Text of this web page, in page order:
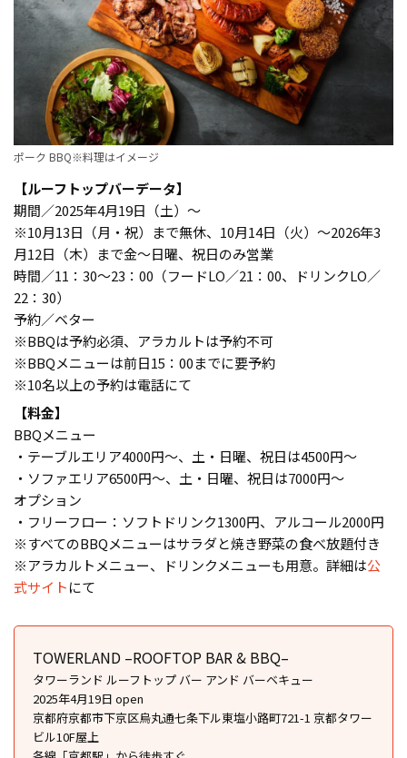
ポーク BBQ※料理はイメージ
【ルーフトップバーデータ】
期間／2025年4月19日（土）〜
※10月13日（月・祝）まで無休、10月14日（火）～2026年3
月12日（木）まで金〜日曜、祝日のみ営業
時間／11：30〜23：00（フードLO／21：00、ドリンクLO／
22：30）
予約／ベター
※BBQは予約必須、アラカルトは予約不可
※BBQメニューは前日15：00までに要予約
※10名以上の予約は電話にて
【料金】
BBQメニュー
・テーブルエリア4000円～、土・日曜、祝日は4500円～
・ソファエリア6500円～、土・日曜、祝日は7000円～
オプション
・フリーフロー：ソフトドリンク1300円、アルコール2000円
※すべてのBBQメニューはサラダと焼き野菜の食べ放題付き
※アラカルトメニュー、ドリンクメニューも用意。詳細は公
式サイトにて
TOWERLAND –ROOFTOP BAR & BBQ–
タワーランド ルーフトップ バー アンド バーベキュー
2025年4月19日 open
京都府京都市下京区烏丸通七条下ル東塩小路町721-1 京都タワー
ビル10F屋上